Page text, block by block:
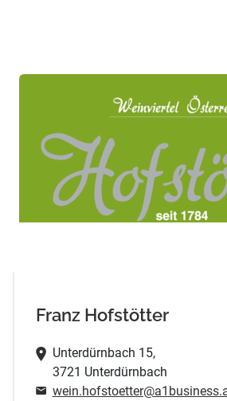
Franz Hofstötter
Unterdürnbach 15,
3721 Unterdürnbach